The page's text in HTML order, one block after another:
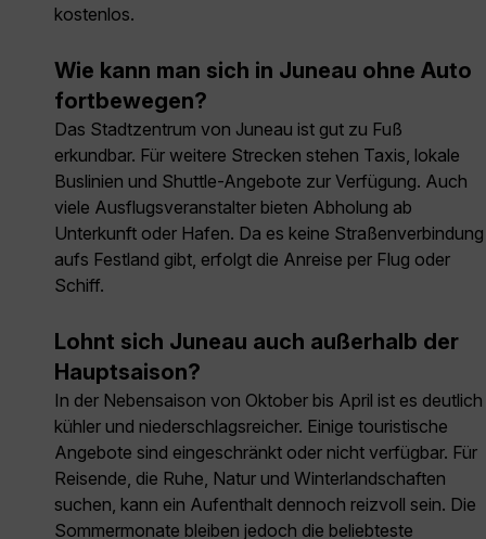
kostenlos.
Wie kann man sich in Juneau ohne Auto
fortbewegen?
Das Stadtzentrum von Juneau ist gut zu Fuß
erkundbar. Für weitere Strecken stehen Taxis, lokale
Buslinien und Shuttle-Angebote zur Verfügung. Auch
viele Ausflugsveranstalter bieten Abholung ab
Unterkunft oder Hafen. Da es keine Straßenverbindung
aufs Festland gibt, erfolgt die Anreise per Flug oder
Schiff.
Lohnt sich Juneau auch außerhalb der
Hauptsaison?
In der Nebensaison von Oktober bis April ist es deutlich
kühler und niederschlagsreicher. Einige touristische
Angebote sind eingeschränkt oder nicht verfügbar. Für
Reisende, die Ruhe, Natur und Winterlandschaften
suchen, kann ein Aufenthalt dennoch reizvoll sein. Die
Sommermonate bleiben jedoch die beliebteste